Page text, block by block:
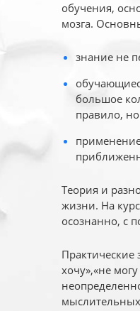
обучения,
мозга.
знание не
большое
правило,
Теория и
жизни. На
осознанно, с
Практические
хочу»,«не
мыслительных